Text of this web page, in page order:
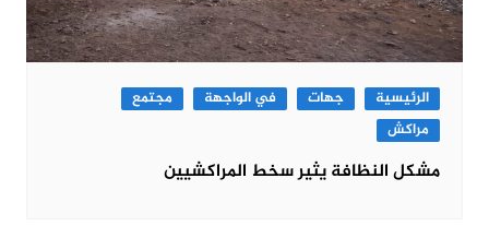
الرئيسية جهات في الواجهة
مجتمع
مراكش
مشكل النظافة يثير سخط المراكشيين